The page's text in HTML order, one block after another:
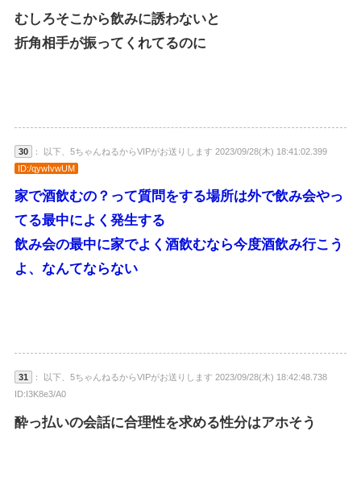
むしろそこから飲みに誘わないと
折角相手が振ってくれてるのに
30
： 以下、5ちゃんねるからVIPがお送りします 2023/09/28(木) 18:41:02.399
ID:/qywIvwUM
家で酒飲むの？って質問をする場所は外で飲み会やっ
てる最中によく発生する
飲み会の最中に家でよく酒飲むなら今度酒飲み行こう
よ、なんてならない
31
： 以下、5ちゃんねるからVIPがお送りします 2023/09/28(木) 18:42:48.738
ID:I3K8e3/A0
酔っ払いの会話に合理性を求める性分はアホそう